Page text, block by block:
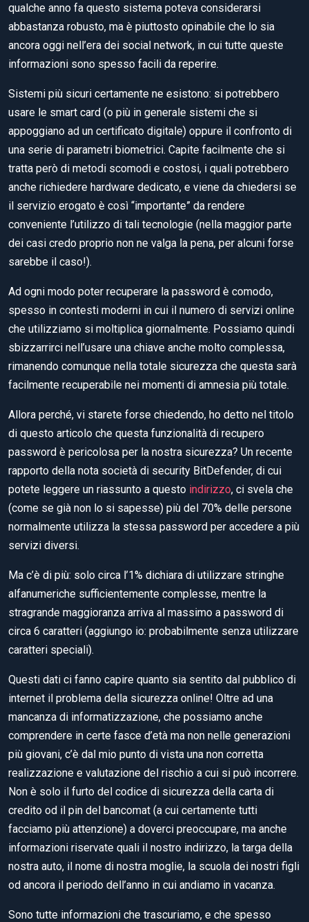
qualche anno fa questo sistema poteva considerarsi
abbastanza robusto, ma è piuttosto opinabile che lo sia
ancora oggi nell’era dei social network, in cui tutte queste
informazioni sono spesso facili da reperire.
Sistemi più sicuri certamente ne esistono: si potrebbero
usare le smart card (o più in generale sistemi che si
appoggiano ad un certificato digitale) oppure il confronto di
una serie di parametri biometrici. Capite facilmente che si
tratta però di metodi scomodi e costosi, i quali potrebbero
anche richiedere hardware dedicato, e viene da chiedersi se
il servizio erogato è così “importante” da rendere
conveniente l’utilizzo di tali tecnologie (nella maggior parte
dei casi credo proprio non ne valga la pena, per alcuni forse
sarebbe il caso!).
Ad ogni modo poter recuperare la password è comodo,
spesso in contesti moderni in cui il numero di servizi online
che utilizziamo si moltiplica giornalmente. Possiamo quindi
sbizzarrirci nell’usare una chiave anche molto complessa,
rimanendo comunque nella totale sicurezza che questa sarà
facilmente recuperabile nei momenti di amnesia più totale.
Allora perché, vi starete forse chiedendo, ho detto nel titolo
di questo articolo che questa funzionalità di recupero
password è pericolosa per la nostra sicurezza? Un recente
rapporto della nota società di security BitDefender, di cui
potete leggere un riassunto a questo indirizzo, ci svela che
(come se già non lo si sapesse) più del 70% delle persone
normalmente utilizza la stessa password per accedere a più
servizi diversi.
Ma c’è di più: solo circa l’1% dichiara di utilizzare stringhe
alfanumeriche sufficientemente complesse, mentre la
stragrande maggioranza arriva al massimo a password di
circa 6 caratteri (aggiungo io: probabilmente senza utilizzare
caratteri speciali).
Questi dati ci fanno capire quanto sia sentito dal pubblico di
internet il problema della sicurezza online! Oltre ad una
mancanza di informatizzazione, che possiamo anche
comprendere in certe fasce d’età ma non nelle generazioni
più giovani, c’è dal mio punto di vista una non corretta
realizzazione e valutazione del rischio a cui si può incorrere.
Non è solo il furto del codice di sicurezza della carta di
credito od il pin del bancomat (a cui certamente tutti
facciamo più attenzione) a doverci preoccupare, ma anche
informazioni riservate quali il nostro indirizzo, la targa della
nostra auto, il nome di nostra moglie, la scuola dei nostri figli
od ancora il periodo dell’anno in cui andiamo in vacanza.
Sono tutte informazioni che trascuriamo, e che spesso